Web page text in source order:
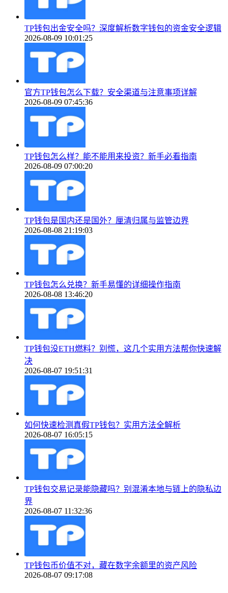
TP钱包出金安全吗？深度解析数字钱包的资金安全逻辑
2026-08-09 10:01:25
官方TP钱包怎么下载？安全渠道与注意事项详解
2026-08-09 07:45:36
TP钱包怎么样？能不能用来投资？新手必看指南
2026-08-09 07:00:20
TP钱包是国内还是国外？厘清归属与监管边界
2026-08-08 21:19:03
TP钱包怎么兑换？新手易懂的详细操作指南
2026-08-08 13:46:20
TP钱包没ETH燃料？别慌，这几个实用方法帮你快速解
决
2026-08-07 19:51:31
如何快速检测真假TP钱包？实用方法全解析
2026-08-07 16:05:15
TP钱包交易记录能隐藏吗？别混淆本地与链上的隐私边
界
2026-08-07 11:32:36
TP钱包币价值不对，藏在数字余额里的资产风险
2026-08-07 09:17:08